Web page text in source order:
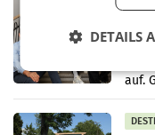
kju:
Die
auf.
DETAILS